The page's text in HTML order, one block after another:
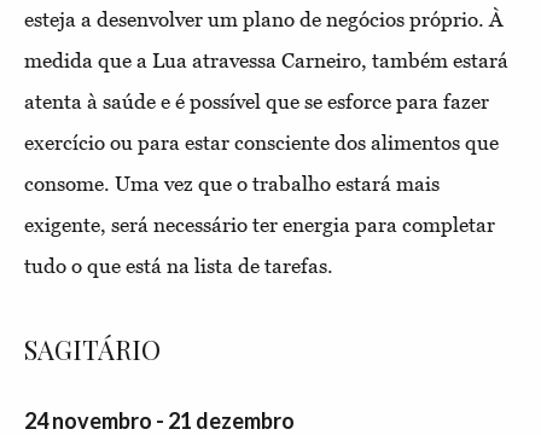
esteja a desenvolver um plano de negócios próprio. À
medida que a Lua atravessa Carneiro, também estará
atenta à saúde e é possível que se esforce para fazer
exercício ou para estar consciente dos alimentos que
consome. Uma vez que o trabalho estará mais
exigente, será necessário ter energia para completar
tudo o que está na lista de tarefas.
SAGITÁRIO
24 novembro - 21 dezembro